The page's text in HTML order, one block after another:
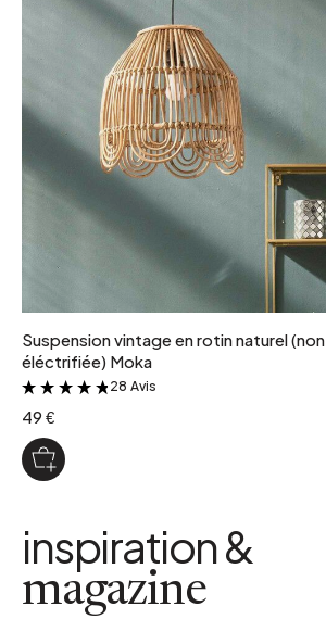
Suspension vintage en rotin naturel (non
éléctrifiée) Moka
&
28 Avis
49 €
inspiration &
magazine